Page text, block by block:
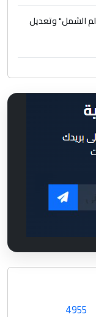
الشمل" وتعديل
4955